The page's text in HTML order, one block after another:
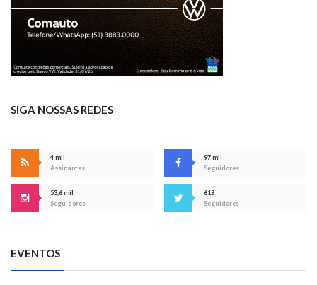
SIGA NOSSAS REDES
4 mil
Assinantes
97 mil
Seguidores
53,6 mil
Seguidores
618
Seguidores
EVENTOS